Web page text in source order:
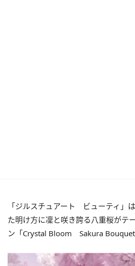
「ジルスチュアート ビューティ」
た明け方に凜と咲き誇る八重桜がテ
ン「Crystal Bloom Sakura Bouquet